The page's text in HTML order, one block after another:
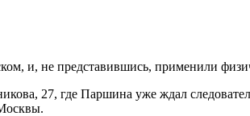
и, не представившись, применили
27, где Паршина уже ждал